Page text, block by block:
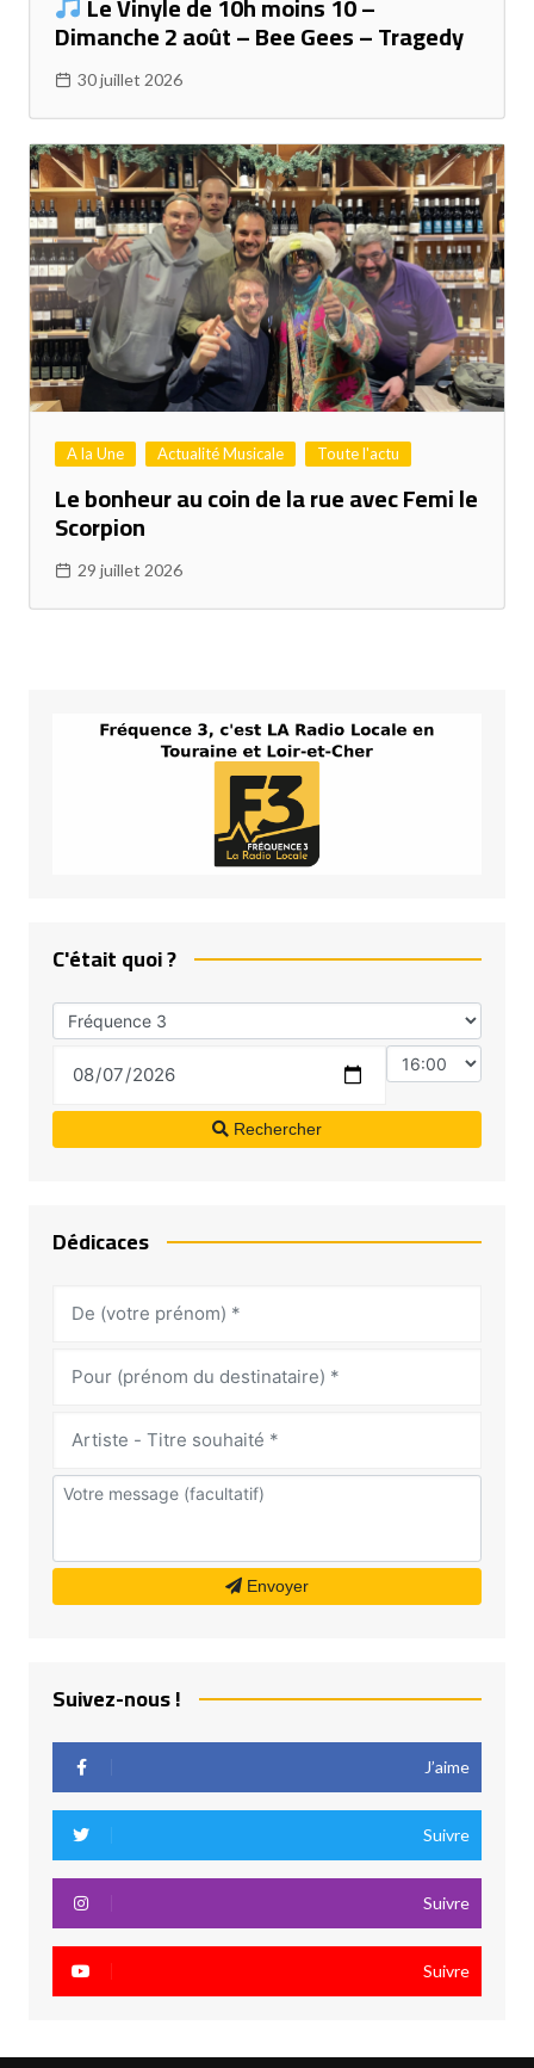
Dimanche 2 août – Bee Gees – Tragedy
30 juillet 2026
A la Une Actualité Musicale Toute l'actu
Le bonheur au coin de la rue avec Femi le
Scorpion
29 juillet 2026
C'était quoi ?
Rechercher
Dédicaces
Envoyer
Suivez-nous !
J’aime
Suivre
Suivre
Suivre